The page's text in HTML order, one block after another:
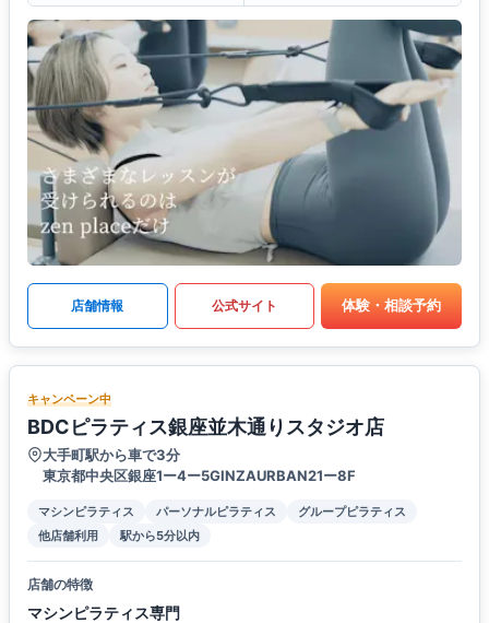
店舗情報 公式サイト 体験・相談予約
キャンペーン中
BDCピラティス銀座並木通りスタジオ店
大手町駅から車で3分
東京都中央区銀座1ー4ー5GINZAURBAN21ー8F
マシンピラティス パーソナルピラティス
グループピラティス
他店舗利用
駅から5分以内
店舗の特徴
マシンピラティス専門